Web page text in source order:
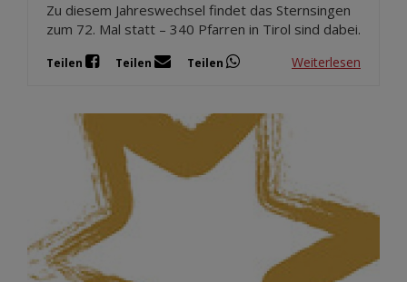
Zu diesem Jahreswechsel findet das Sternsingen
zum 72. Mal statt – 340 Pfarren in Tirol sind dabei.
Teilen Teilen Teilen Weiterlesen